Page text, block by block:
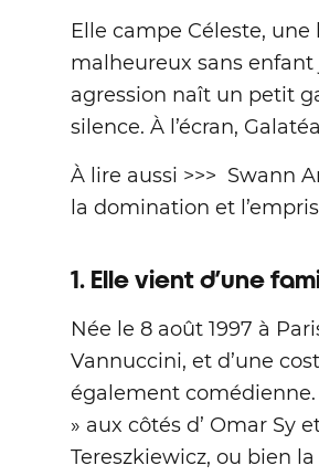
Elle campe Céleste,
malheureux sans enfant
agression naît un petit
silence. À l’écran,
À lire aussi >>> Swann
la domination et
1. Elle vient d’une
Née le 8 août 1997 à
Vannuccini, et d’une
également
» aux côtés d’ Omar Sy
Tereszkiewicz, ou bien